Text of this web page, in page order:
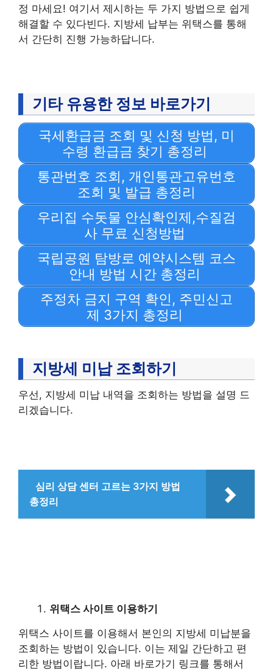
정 마세요! 여기서 제시하는 두 가지 방법으로 쉽게
해결할 수 있다빈다. 지방세 납부는 위택스를 통해
서 간단히 진행 가능하답니다.
기타 유용한 정보 바로가기
국세환급금 조회 및 신청 방법, 미
수령 환급금 찾기 총정리
통관번호 조회, 개인통관고유번호
조회 및 발급 총정리
우리집 수돗물 안심확인제,수질검
사 무료 신청방법
국립공원 탐방로 예약시스템 코스
안내 방법 시간 총정리
주정차 금지 구역 확인, 주민신고
제 3가지 총정리
지방세 미납 조회하기
우선, 지방세 미납 내역을 조회하는 방법을 설명 드
리겠습니다.
심리 상담 센터 고르는 3가지 방법
총정리
위택스 사이트 이용하기
위택스 사이트를 이용해서 본인의 지방세 미납분을
조회하는 방법이 있습니다. 이는 제일 간단하고 편
리한 방법이랍니다. 아래 바로가기 링크를 통해서